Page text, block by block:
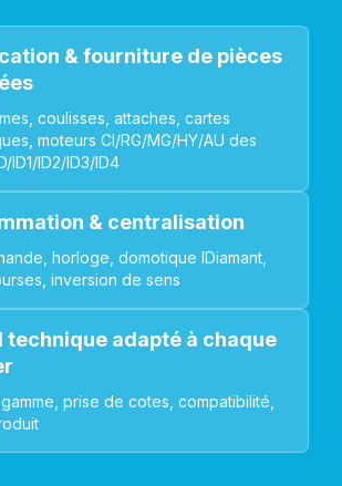
& fourniture de pièces
coulisses, attaches, cartes
moteurs CI/RG/MG/HY/AU des
ID1/ID2/ID3/ID4
& centralisation
horloge, domotique IDiamant,
inversion de sens
technique adapté à chaque
prise de cotes, compatibilité,